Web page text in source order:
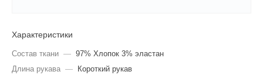
Характеристики
Состав ткани — 97% Хлопок 3% эластан
Длина рукава — Короткий рукав